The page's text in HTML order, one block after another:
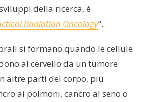
della ricerca, è
Radiation Oncology“.
si formano quando le cellule
al cervello da un tumore
altre parti del corpo, più
ai polmoni, cancro al seno o